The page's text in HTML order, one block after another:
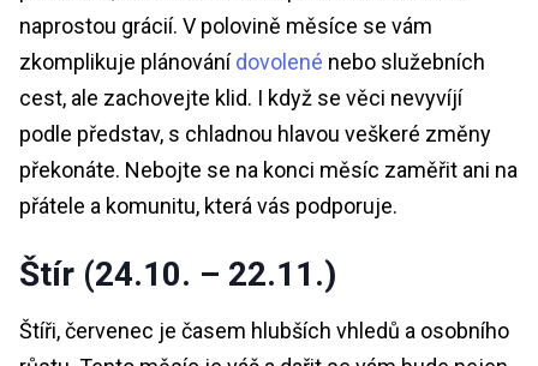
naprostou grácií. V polovině měsíce se vám
zkomplikuje plánovánídovolené nebo služebních
cest, ale zachovejte klid. I když se věci nevyvíjí
podle představ, s chladnou hlavou veškeré změny
překonáte. Nebojte se na konci měsíc zaměřit ani na
přátele a komunitu, která vás podporuje.
Štír (24.10. – 22.11.)
Štíři, červenec je časem hlubších vhledů a osobního